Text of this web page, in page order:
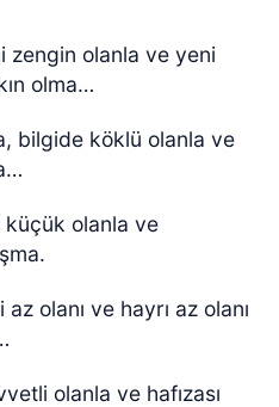
zengin olanla ve yeni
olma…
bilgide köklü olanla ve
küçük olanla ve
olanı ve hayrı az olanı
olanla ve hafızası